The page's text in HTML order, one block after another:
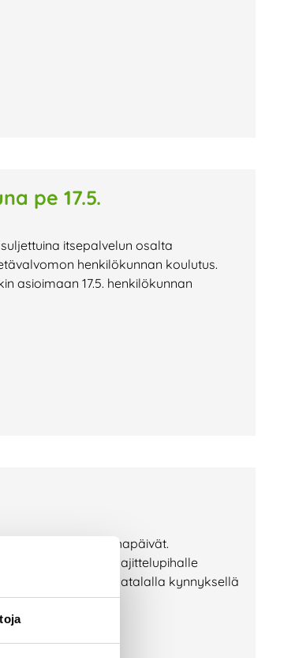
pe 17.5.
itsepalvelun osalta
henkilökunnan koulutus.
asioimaan 17.5. henkilökunnan
Lajittelupihapäivät.
tutuksi. Jos lajittelupihalle
pääsee matalalla kynnyksellä